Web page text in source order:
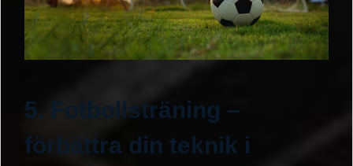
5. Fotbollsträning –
förbättra din teknik i